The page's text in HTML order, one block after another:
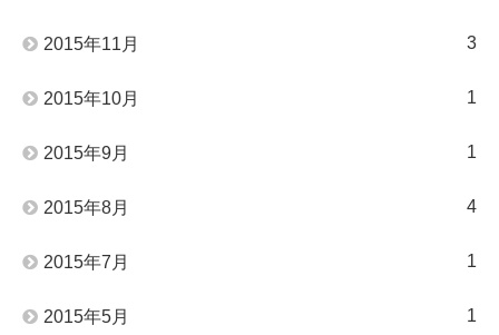
2015年11月 3
2015年10月 1
2015年9月 1
2015年8月 4
2015年7月 1
2015年5月 1